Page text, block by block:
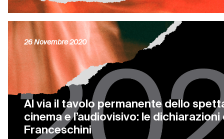
Al via il tavolo permanente dello
cinema e l’audiovisivo: le
Franceschini
26 Novembre 2020